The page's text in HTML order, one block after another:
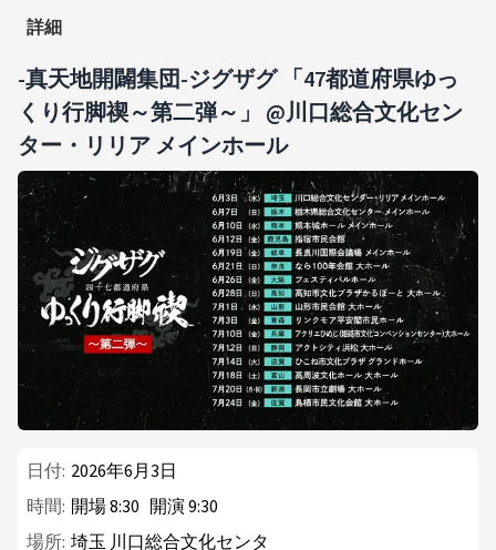
詳細
-真天地開闢集団-ジグザグ 「47都道府県ゆっ
くり行脚禊～第二弾～」 @川口総合文化セン
ター・リリア メインホール
日付: 2026年6月3日
時間: 開場8:30 開演9:30
場所: 埼玉 川口総合文化センタ